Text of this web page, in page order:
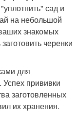
сад и
на небольшой
знакомых
черенки
для
Успех прививки
заготовленных
их хранения.